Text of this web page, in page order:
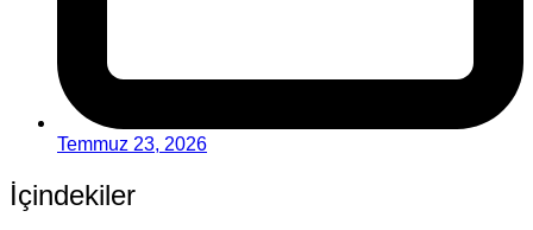
Temmuz 23, 2026
İçindekiler